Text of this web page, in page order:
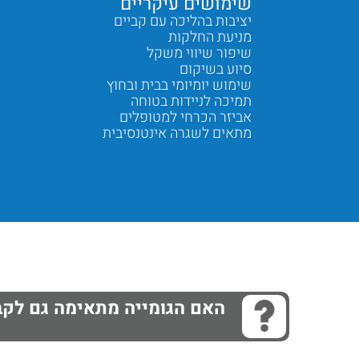
יציבות בהליכה עם קביים
מניעת החלקות
שיפור שיווי משקל
סיוע בשיקום
שימוש יומיומי בבית ובחוץ
תמיכה לניידות בטוחה
אביזר הכרחי למטופלים
מתאים לשגרה אינטנסיבית
האם הגומייה מתאימה גם